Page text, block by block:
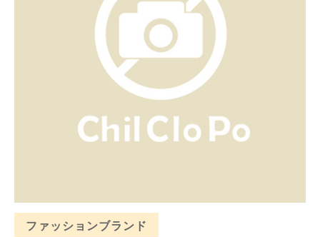
ファッションブランド